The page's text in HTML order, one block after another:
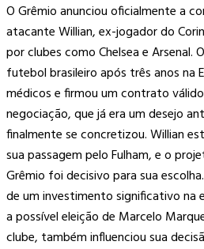
O Grêmio anunciou oficialmente a
atacante Willian, ex-jogador do
por clubes como Chelsea e Arsenal.
futebol brasileiro após três anos na
médicos e firmou um contrato
negociação, que já era um desejo
finalmente se concretizou. Willian
sua passagem pelo Fulham, e o
Grêmio foi decisivo para sua
de um investimento significativo na
a possível eleição de Marcelo
clube, também influenciou sua